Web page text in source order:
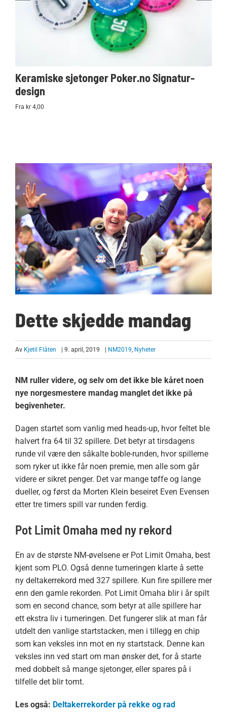
Keramiske sjetonger Poker.no Signatur-
design
Fra kr 4,00
Dette skjedde mandag
Av Kjetil Flåten | 9. april, 2019 | NM2019 Nyheter
NM ruller videre, og selv om det ikke ble kåret noen
nye norgesmestere mandag manglet det ikke på
begivenheter.
Dagen startet som vanlig med heads-up, hvor feltet ble
halvert fra 64 til 32 spillere. Det betyr at tirsdagens
runde vil være den såkalte boble-runden, hvor spillerne
som ryker ut ikke får noen premie, men alle som går
videre er sikret penger. Det var mange tøffe og lange
dueller, og først da Morten Klein beseiret Even Evensen
etter tre timers spill var runden ferdig.
Pot Limit Omaha med ny rekord
En av de største NM-øvelsene er Pot Limit Omaha, best
kjent som PLO. Også denne turneringen klarte å sette
ny deltakerrekord med 327 spillere. Kun fire spillere mer
enn den gamle rekorden. Pot Limit Omaha blir i år spilt
som en second chance, som betyr at alle spillere har
ett ekstra liv i turneringen. Det fungerer slik at man får
utdelt den vanlige startstacken, men i tillegg en chip
som kan veksles inn mot en ny startstack. Denne kan
veksles inn ved start om man ønsker det, for å starte
med dobbelt så mange sjetonger, eller spares på i
tilfelle det blir tomt.
Les også: Deltakerrekorder på rekke og rad